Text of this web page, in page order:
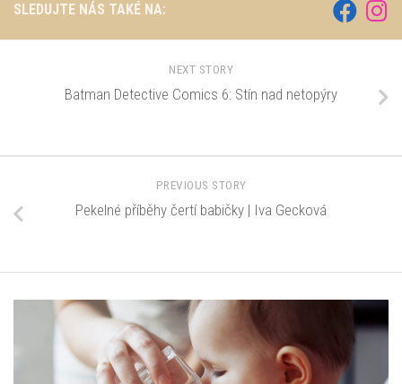
SLEDUJTE NÁS TAKÉ NA:
NEXT STORY
Batman Detective Comics 6: Stín nad netopýry
PREVIOUS STORY
Pekelné příběhy čertí babičky | Iva Gecková